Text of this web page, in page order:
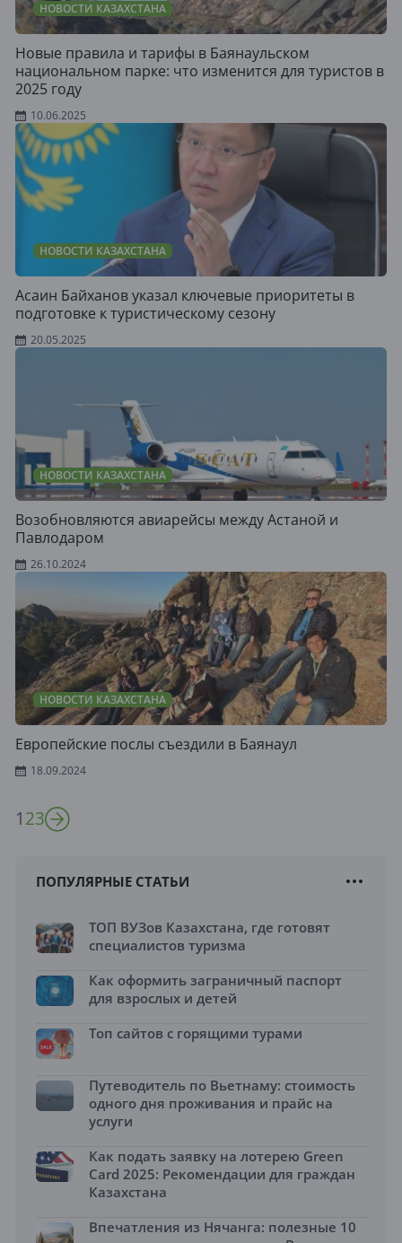
НОВОСТИ КАЗАХСТАНА
Новые правила и тарифы в Баянаульском
национальном парке: что изменится для туристов в
2025 году
10.06.2025
НОВОСТИ КАЗАХСТАНА
Асаин Байханов указал ключевые приоритеты в
подготовке к туристическому сезону
20.05.2025
НОВОСТИ КАЗАХСТАНА
Возобновляются авиарейсы между Астаной и
Павлодаром
26.10.2024
НОВОСТИ КАЗАХСТАНА
Европейские послы съездили в Баянаул
18.09.2024
123
ПОПУЛЯРНЫЕ СТАТЬИ
ТОП ВУЗов Казахстана, где готовят
специалистов туризма
Как оформить заграничный паспорт
для взрослых и детей
Топ сайтов с горящими турами
Путеводитель по Вьетнаму: стоимость
одного дня проживания и прайс на
услуги
Как подать заявку на лотерею Green
Card 2025: Рекомендации для граждан
Казахстана
Впечатления из Нячанга: полезные 10